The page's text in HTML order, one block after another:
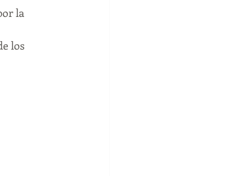
la
los